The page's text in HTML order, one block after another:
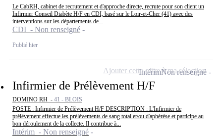
Le CabRH, cabinet de recrutement et d'approche directe, recrute pour son client un
Infirmier Conseil Diabète H/F en CDI, basé sur le Loir-et-Cher (41) avec des
interventions sur les départements de...
CDI - Non renseigné
Publié hier
Infirmier de Prélèvement H/F
DOMINO RH - 41 - BLOIS
POSTE : Infirmier de Prélèvement H/F DESCRIPTION : L'Infirmier de
prélèvement effectue les prélèvements de sang total et/ou d'aphérèse et participe au
bon déroulement de la collecte. Il contribue à...
Intérim - Non renseigné
IntérimNon renseigné
Ajouter cette offre à ma sélection